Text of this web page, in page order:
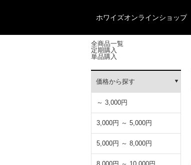
ホワイズオンラインショップ
全商品一覧
定期購入
単品購入
価格から探す
～ 3,000円
3,000円 ～ 5,000円
5,000円 ～ 8,000円